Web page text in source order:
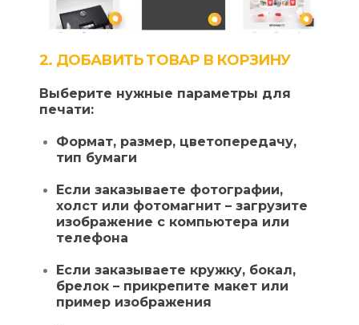
2. ДОБАВИТЬ ТОВАР В КОРЗИНУ
Выберите нужные параметры для
печати:
Формат, размер, цветопередачу,
тип бумаги
Если заказываете фотографии,
холст или фотомагнит – загрузите
изображение с компьютера или
телефона
Если заказываете кружку, бокал,
брелок – прикрепите макет или
пример изображения